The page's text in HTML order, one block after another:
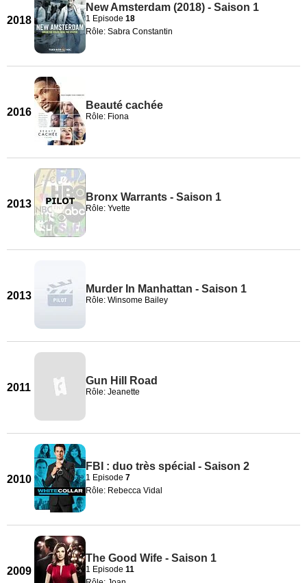
2018
New Amsterdam (2018) - Saison 1
1 Episode 18
Rôle: Sabra Constantin
2016
Beauté cachée
Rôle: Fiona
2013
Bronx Warrants - Saison 1
Rôle: Yvette
2013
Murder In Manhattan - Saison 1
Rôle: Winsome Bailey
2011
Gun Hill Road
Rôle: Jeanette
2010
FBI : duo très spécial - Saison 2
1 Episode 7
Rôle: Rebecca Vidal
2009
The Good Wife - Saison 1
1 Episode 11